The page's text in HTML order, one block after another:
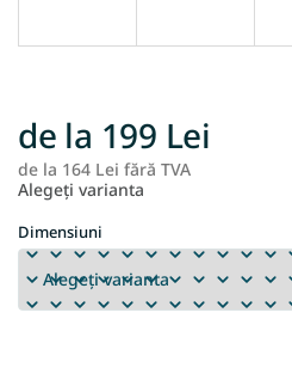
de la 199 Lei
de la 164 Lei fără TVA
Alegeţi varianta
Dimensiuni